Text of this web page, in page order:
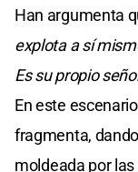
Han argumenta
explota a sí
Es su propio
En este
fragmenta,
moldeada por